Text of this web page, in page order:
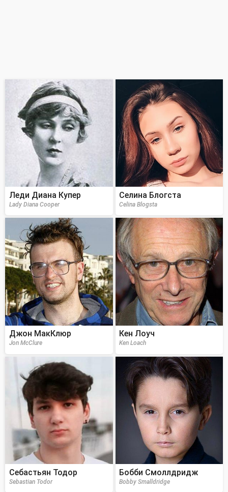
Леди Диана Купер
Lady Diana Cooper
Селина Блогста
Celina Blogsta
Джон МакКлюр
Jon McClure
Кен Лоуч
Ken Loach
Себастьян Тодор
Sebastian Todor
Бобби Смоллдридж
Bobby Smalldridge